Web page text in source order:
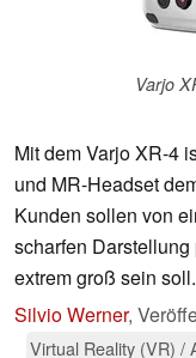
Varjo
Mit dem Varjo XR-4
und MR-Headset
Kunden sollen von
scharfen
extrem groß sein
Silvio Werner,
Virtual Reality (VR) /